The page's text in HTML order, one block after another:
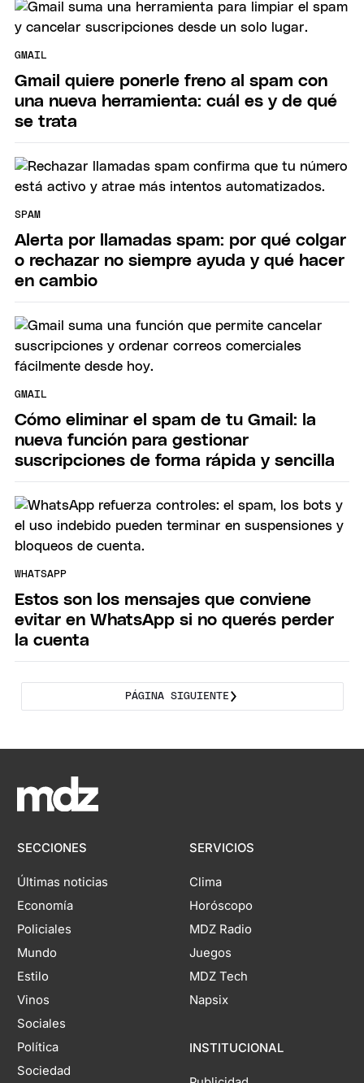
GMAIL
Gmail quiere ponerle freno al spam con
una nueva herramienta: cuál es y de qué
se trata
SPAM
Alerta por llamadas spam: por qué colgar
o rechazar no siempre ayuda y qué hacer
en cambio
GMAIL
Cómo eliminar el spam de tu Gmail: la
nueva función para gestionar
suscripciones de forma rápida y sencilla
WHATSAPP
Estos son los mensajes que conviene
evitar en WhatsApp si no querés perder
la cuenta
PÁGINA SIGUIENTE
SECCIONES
Últimas noticias
Economía
Policiales
Mundo
Estilo
Vinos
Sociales
Política
Sociedad
SERVICIOS
Clima
Horóscopo
MDZ Radio
Juegos
MDZ Tech
Napsix
INSTITUCIONAL